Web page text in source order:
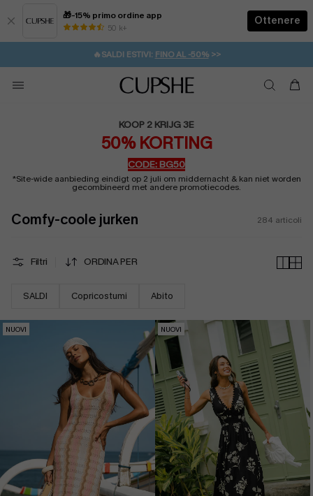
🎁-15% primo ordine app
50 k+
Ottenere
⚡️-15% SUGLI ESSENZIALI DA VACANZA | ACQUISTA
🔥SALDI ESTIVI: FINO AL -50%>>
🚚SPEDIZIONE GRATUITA DA 49€
💌REGALO PER I NUOVI: 20% DI SCONTO*
KOOP 2 KRIJG 3E
50% KORTING
CODE: BG50
*Site-wide aanbieding eindigt op 2 juli om middernacht & kan niet worden
gecombineerd met andere promotiecodes.
Comfy-coole jurken 284 articoli
Filtri ORDINA PER
SALDI Copricostumi Abito
NUOVI NUOVI